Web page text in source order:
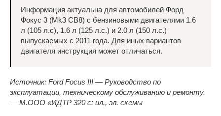
Информация актуальна для автомобилей Форд
Фокус 3 (Mk3 CB8) с бензиновыми двигателями 1.6
л (105 л.с), 1.6 л (125 л.с.) и 2.0 л (150 л.с.)
выпускаемых с 2011 года. Для иных вариантов
двигателя инструкция может отличаться.
Источник: Ford Focus III — Руководство по
эксплуатации, техническому обслуживанию и ремонту.
— М.ООО «ИДТР 320 с: ил., эл. схемы